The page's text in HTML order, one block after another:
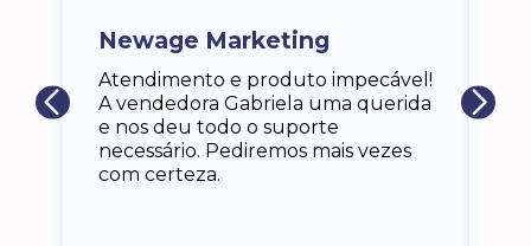
Atendimento e produto impecável!
A vendedora Gabriela uma querida
e nos deu todo o suporte
necessário. Pediremos mais vezes
com certeza.
Newage Marketing